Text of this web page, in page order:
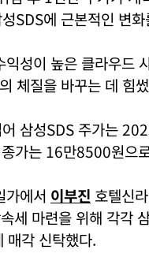
SDS에 근본적인 변
익성이 높은 클라우드
체질을 바꾸는 데 힘
삼성SDS 주가는
가는 16만8500원으
가에서 이부진 호텔신
세 마련을 위해 각각
매각 신탁했다.